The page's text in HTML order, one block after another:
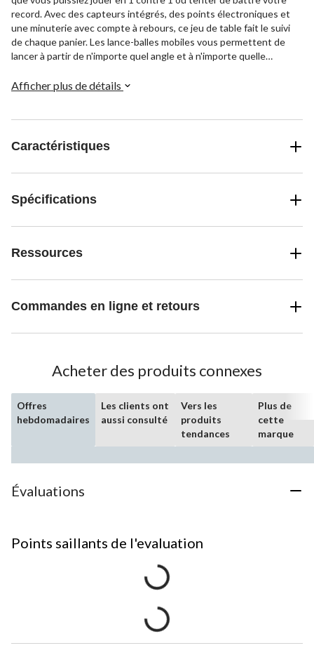
record. Avec des capteurs intégrés, des points électroniques et
une minuterie avec compte à rebours, ce jeu de table fait le suivi
de chaque panier. Les lance-balles mobiles vous permettent de
lancer à partir de n'importe quel angle et à n'importe quelle
offrant une bonne source de plaisir compétitif pour la famille.
Afficher plus de détails
Caractéristiques
Spécifications
Ressources
Commandes en ligne et retours
Acheter des produits connexes
Offres
hebdomadaires
Les clients ont
aussi consulté
Vers les
produits
tendances
Plus de
cette
marque
Évaluations
Points saillants de l'evaluation